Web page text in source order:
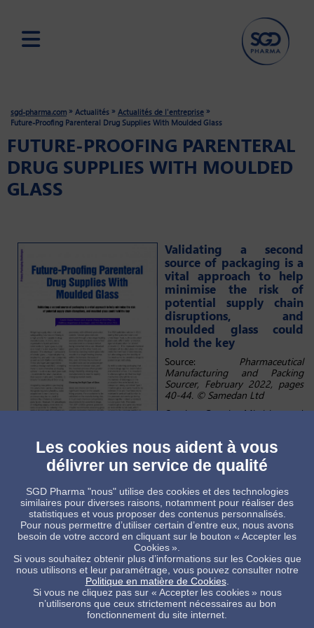
content
sgd-pharma.com » Actualités » Actualités de l'entreprise »
Future-Proofing Parenteral Drug Supplies With Moulded Glass
FUTURE-PROOFING PARENTERAL
DRUG SUPPLIES WITH MOULDED
GLASS
Validating a second
source of packaging is a
vital approach to help
minimise the risk of
potential supply chain
disruptions, and
moulded glass could
hold the key
Source: Pharmaceutical
Manufacturing and Packing
Sourcer, February 2022, pages
40-44. © Samedan Ltd
Carole Grassi Mircich and
Syntegon, and Tim Wenzel at GILYOS
Mitigating supply chain risk and safeguarding business continuity is
a high priority for parenteral drug manufacturers. In 2021, many
organisations faced worldwide constraints on Type I glass supply as
a result of a rise in global market demand. This shortage –
particularly of tubular glass – impacted pharma,
biopharma, and veterinary companies as well as both CMOs and
CDMOs. These shortages are expected to continue throughout
2022, prompting many to seek alternative packaging options – such
as moulded glass vials – to alleviate the strain placed on their supply
chains and, therefore, to ensure the availability of their drug.
Read the full articlehere.
Les cookies nous aident à vous
délivrer un service de qualité
SGD Pharma "nous" utilise des cookies et des technologies
similaires pour diverses raisons, notamment pour réaliser des
statistiques et vous proposer des contenus personnalisés.
Pour nous permettre d’utiliser certain d’entre eux, nous avons
besoin de votre accord en cliquant sur le bouton « Accepter les
Cookies ».
Si vous souhaitez obtenir plus d’informations sur les Cookies que
nous utilisons et leur paramétrage, vous pouvez consulter notre
Politique en matière de Cookies.
Si vous ne cliquez pas sur « Accepter les cookies » nous
n’utiliserons que ceux strictement nécessaires au bon
fonctionnement du site internet.